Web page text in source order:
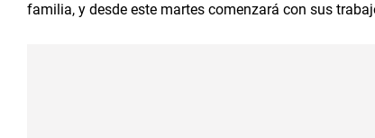
familia, y desde este martes comenzará con sus